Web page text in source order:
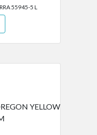
55945-5 L